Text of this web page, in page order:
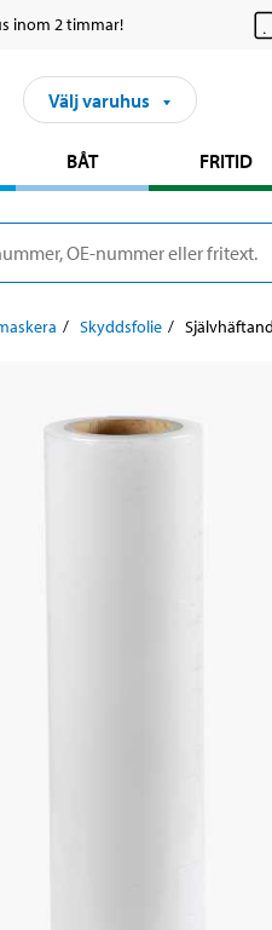
inom 2 timmar!
Välj varuhus
BÅT FRITID
Skyddsfolie